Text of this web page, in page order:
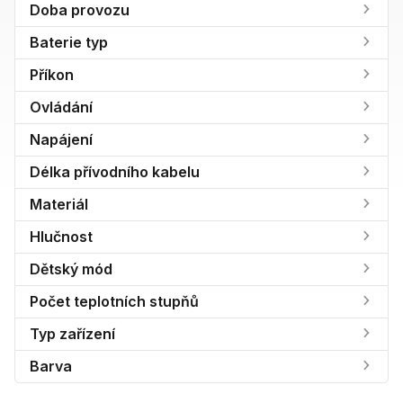
Doba provozu
Baterie typ
Příkon
Ovládání
Napájení
Délka přívodního kabelu
Materiál
Hlučnost
Dětský mód
Počet teplotních stupňů
Typ zařízení
Barva